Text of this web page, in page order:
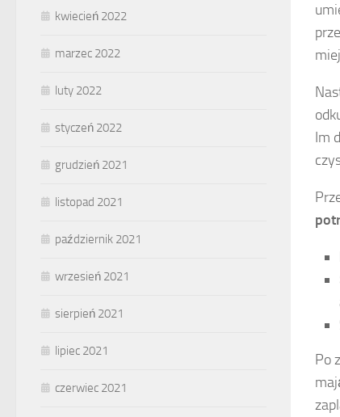
Im
Po
kwiecień 2022
marzec 2022
luty 2022
styczeń 2022
grudzień 2021
listopad 2021
październik 2021
wrzesień 2021
sierpień 2021
lipiec 2021
czerwiec 2021